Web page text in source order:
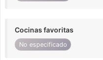
Cocinas favoritas
No especificado